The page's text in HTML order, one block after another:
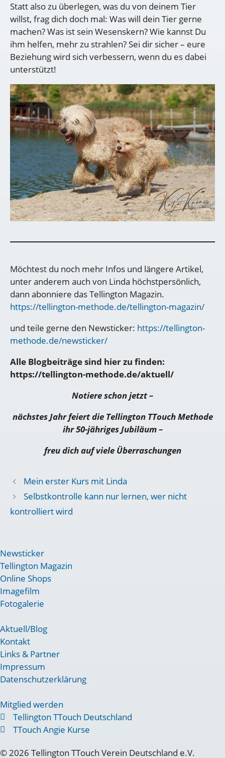
Statt also zu überlegen, was du von deinem Tier
willst, frag dich doch mal: Was will dein Tier gerne
machen? Was ist sein Wesenskern? Wie kannst Du
ihm helfen, mehr zu strahlen? Sei dir sicher – eure
Beziehung wird sich verbessern, wenn du es dabei
unterstützt!
Möchtest du noch mehr Infos und längere Artikel,
unter anderem auch von Linda höchstpersönlich,
dann abonniere das Tellington Magazin.
https://tellington-methode.de/tellington-magazin/
und teile gerne den Newsticker: https://tellington-
methode.de/newsticker/
Alle Blogbeiträge sind hier zu finden:
https://tellington-methode.de/aktuell/
Notiere schon jetzt –
nächstes Jahr feiert die Tellington TTouch Methode
ihr 50-jähriges Jubiläum –
freu dich auf viele Überraschungen
Mein erster Kurs mit Linda
Selbstkontrolle kann nur lernen, wer nicht
kontrolliert wird
Newsticker
Tellington Magazin
Online Shops
Imagefilm
Fotogalerie
Aktuell/Blog
Kontakt
Links & Partner
Impressum
Datenschutzerklärung
Mitglied werden
Tellington TTouch Deutschland
TTouch Angie Kurse
© 2026 Tellington TTouch Verein Deutschland e.V.